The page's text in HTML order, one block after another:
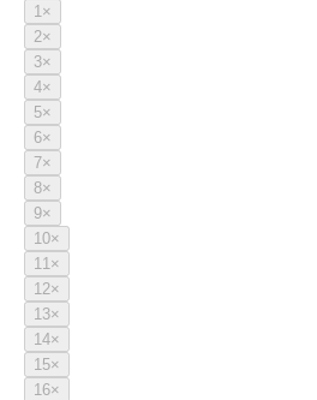
1×
2×
3×
4×
5×
6×
7×
8×
9×
10×
11×
12×
13×
14×
15×
16×